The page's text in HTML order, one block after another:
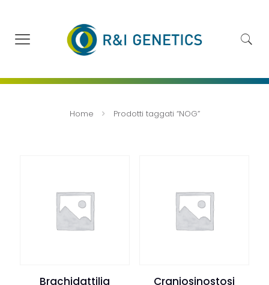
Home Prodotti taggati “NOG”
Brachidattilia Craniosinostosi